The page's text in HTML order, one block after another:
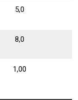
5,0
8,0
1,00